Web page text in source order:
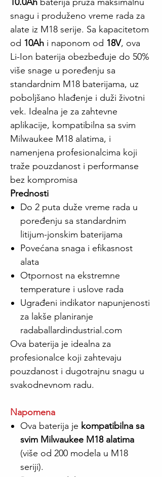
snagu i produženo vreme rada za
alate iz M18 serije. Sa kapacitetom
od 10Ah i naponom od 18V, ova
Li-Ion baterija obezbeđuje do 50%
više snage u poređenju sa
standardnim M18 baterijama, uz
poboljšano hlađenje i duži životni
vek. Idealna je za zahtevne
aplikacije, kompatibilna sa svim
Milwaukee M18 alatima, i
namenjena profesionalcima koji
traže pouzdanost i performanse
bez kompromisa
Prednosti
Do 2 puta duže vreme rada u
poređenju sa standardnim
litijum-jonskim baterijama
Povećana snaga i efikasnost
alata
Otpornost na ekstremne
temperature i uslove rada
Ugrađeni indikator napunjenosti
za lakše planiranje
radaballardindustrial.com
Ova baterija je idealna za
profesionalce koji zahtevaju
pouzdanost i dugotrajnu snagu u
svakodnevnom radu.
Napomena
Ova baterija je kompatibilna sa
svim Milwaukee M18 alatima
(više od 200 modela u M18
seriji).